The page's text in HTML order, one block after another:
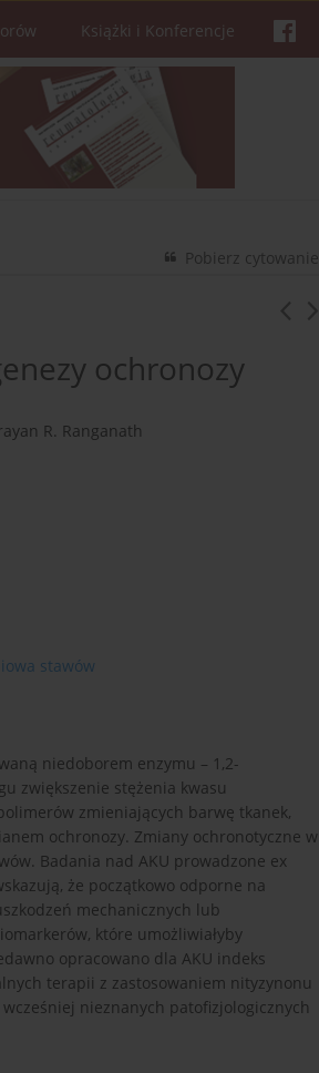
Książki i Konferencje
Pobierz cytowanie
ochronozy
R. Ranganath
stawów
niedoborem enzymu – 1,2-
zwiększenie stężenia kwasu
zmieniających barwę tkanek,
ochronozy. Zmiany ochronotyczne w
Badania nad AKU prowadzone ex
że początkowo odporne na
mechanicznych lub
które umożliwiałyby
opracowano dla AKU indeks
terapii z zastosowaniem nityzynonu
nieznanych patofizjologicznych